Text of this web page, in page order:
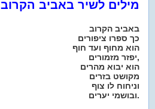
מילים לשיר באביב הקרוב
באביב הקרוב
כך ספרו ציפורים
הוא מחוף ועד חוף
יפזר מזמורים,
הוא יבוא מהרים
מקושט בזרים
וניחוח לו צוף
ובושמי יערים.